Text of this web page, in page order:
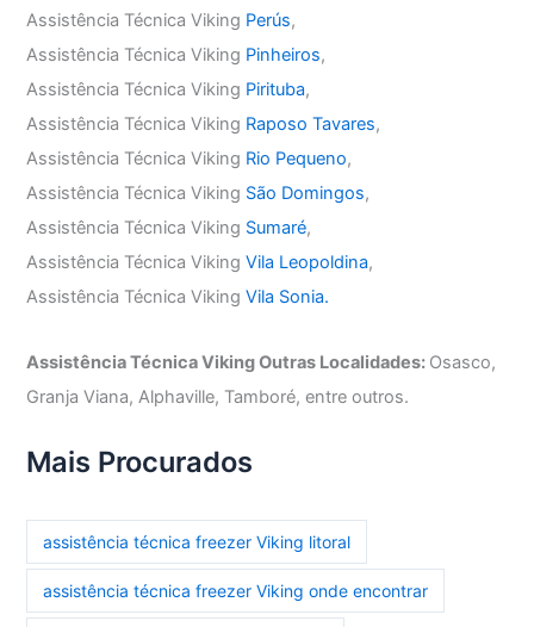
Assistência Técnica Viking Perús,
Assistência Técnica Viking Pinheiros,
Assistência Técnica Viking Pirituba,
Assistência Técnica Viking Raposo Tavares,
Assistência Técnica Viking Rio Pequeno,
Assistência Técnica Viking São Domingos,
Assistência Técnica Viking Sumaré,
Assistência Técnica VikingVila Leopoldina,
Assistência Técnica VikingVila Sonia.
Assistência Técnica Viking Outras Localidades: Osasco,
Granja Viana, Alphaville, Tamboré, entre outros.
Mais Procurados
assistência técnica freezer Viking litoral
assistência técnica freezer Viking onde encontrar